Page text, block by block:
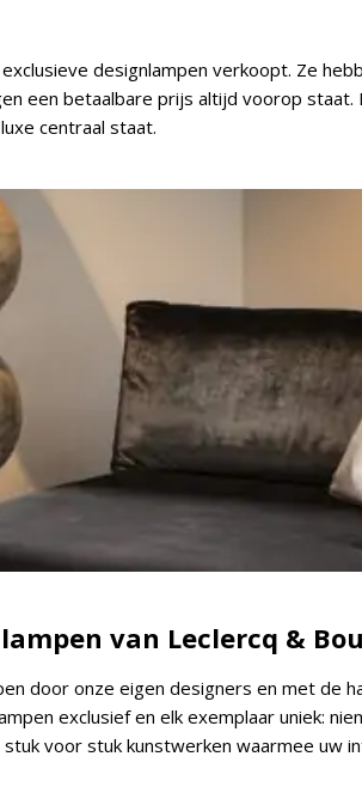
designlampen verkoopt. Ze
een betaalbare prijs altijd voorop staat.
centraal staat.
van Leclercq &
door onze eigen designers en met de
exclusief en elk exemplaar uniek:
stuk voor stuk kunstwerken waarmee uw